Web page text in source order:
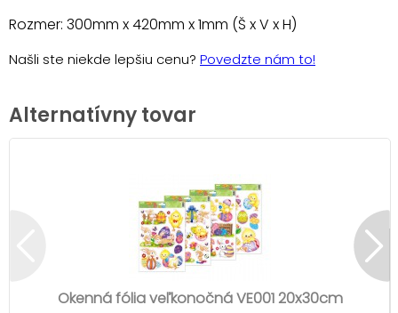
Rozmer: 300mm x 420mm x 1mm (Š x V x H)
Našli ste niekde lepšiu cenu? Povedzte nám to!
Alternatívny tovar
Okenná fólia veľkonočná VE001 20x30cm